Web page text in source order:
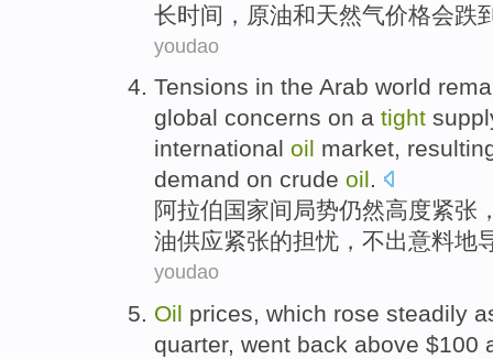
长时间 ， 原油和天然气价格会跌
youdao
Tensions in the Arab world
global concerns on a tight
international oil market,
demand on crude oil.
阿拉伯 国家间 局势仍然高度紧张
油供应紧张的担忧 ，不出意料地
youdao
Oil prices, which rose steadily
quarter, went back above $100